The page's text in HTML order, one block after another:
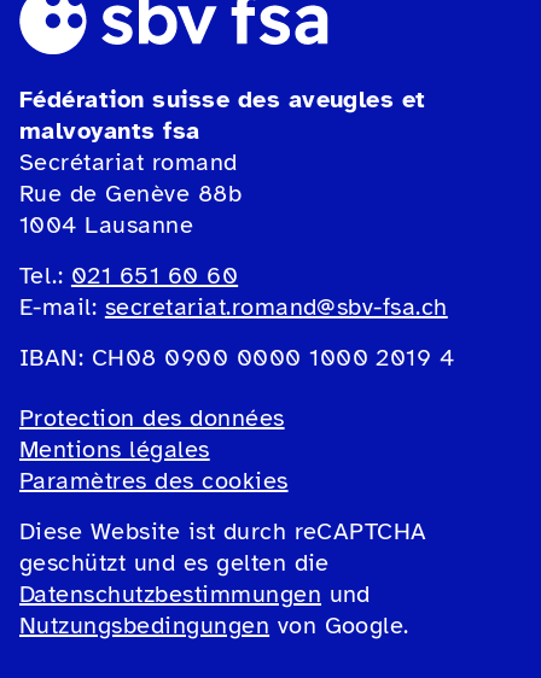
Fédération suisse des aveugles et
malvoyants fsa
Secrétariat romand
Rue de Genève 88b
1004 Lausanne
Tel.: 021 651 60 60
E-mail: secretariat.romand@sbv-fsa.ch
IBAN: CH08 0900 0000 1000 2019 4
Protection des données
Mentions légales
Paramètres des cookies
Diese Website ist durch reCAPTCHA
geschützt und es gelten die
Datenschutzbestimmungen und
Nutzungsbedingungen von Google.